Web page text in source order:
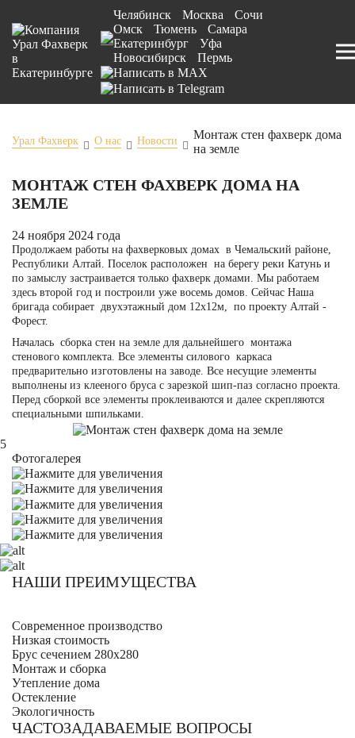
Челябинск Москва
Сочи
Омск
Тюмень
Самара
Екатеринбург
Уфа
Новосибирск
Пермь
Урал Фахверк О нас Новости
Монтаж стен фахверк дома
на земле
МОНТАЖ СТЕН ФАХВЕРК ДОМА НА
ЗЕМЛЕ
24 ноября 2024 года
Продолжаем работы на фахверковых домах в Чемальский районе,
Республики Алтай. Поселок расположен на берегу реки Катунь и
по замыслу застраивается только фахверк домами. Мы работаем
здесь второй год и построили уже восемь домов. Сейчас Наша
бригада собирает двухэтажный дом 12х12м, по проекту Алтай -
Форест.
Началась сборка стен на земле для дальнейшего монтажа
стенового комплекта. Все элементы силового каркаса
предварительно изготовлены на заводе. Все несущие элементы
выполнены из клееного бруса с зарезкой шип-паз согласно проекта.
Перед сборкой все элементы проклеиваются и далее скрепляются
специальными шпильками.
5
Фотогалерея
НАШИ ПРЕИМУЩЕСТВА
Современное производство
Низкая стоимость
Брус сечением 280х280
Монтаж и сборка
Утепление дома
Остекление
Экологичность
ЧАСТОЗАДАВАЕМЫЕ ВОПРОСЫ